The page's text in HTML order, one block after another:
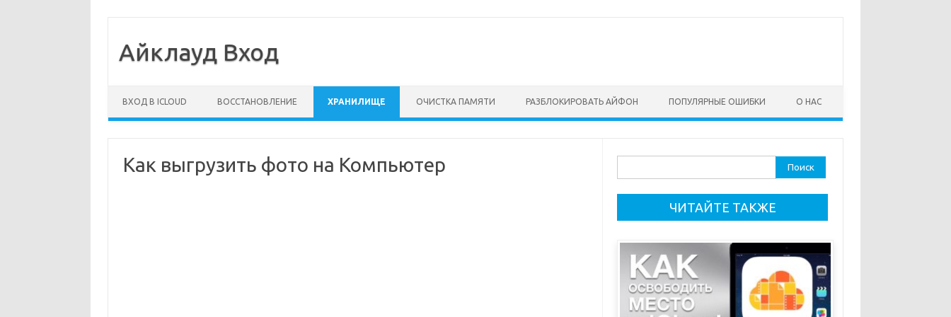
Айклауд Вход
ВХОД В ICLOUD ВОССТАНОВЛЕНИЕ ХРАНИЛИЩЕ ОЧИСТКА ПАМЯТИ РАЗБЛОКИРОВАТЬ АЙФОН ПОПУЛЯРНЫЕ ОШИБКИ О НАС
Как выгрузить фото на Компьютер
ЧИТАЙТЕ ТАКЖЕ